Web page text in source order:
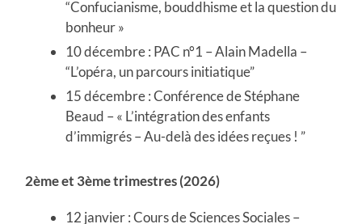
“Confucianisme, bouddhisme et la question du
bonheur »
10 décembre : PAC n°1 – Alain Madella –
“L’opéra, un parcours initiatique”
15 décembre : Conférence de Stéphane
Beaud – « L’intégration des enfants
d’immigrés – Au-delà des idées reçues ! ”
2ème et 3ème trimestres (2026)
12 janvier : Cours de Sciences Sociales –